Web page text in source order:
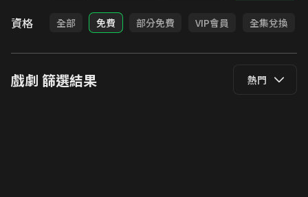
資格 全部 免費 部分免費 VIP會員 全集兌換
戲劇 篩選結果 熱門